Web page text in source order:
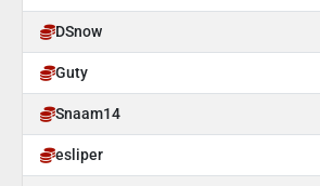
DSnow
Guty
Snaam14
esliper